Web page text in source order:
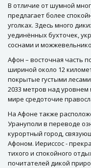
В отличие от шумной
предлагает более
уголках. Здесь много
уединённых бухточек,
соснами и
Афон – восточная часть
шириной около 12
покрытые густыми
2033 метров над
мире средоточие
На Афоне также
Урануполи в переводе
курортный город,
Афоном. Иериссос -
тихого и спокойного
почитателей дикой